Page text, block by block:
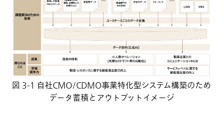
図 3-1 自社CMO/CDMO事業特化型システム構築のため
データ蓄積とアウトプットイメージ